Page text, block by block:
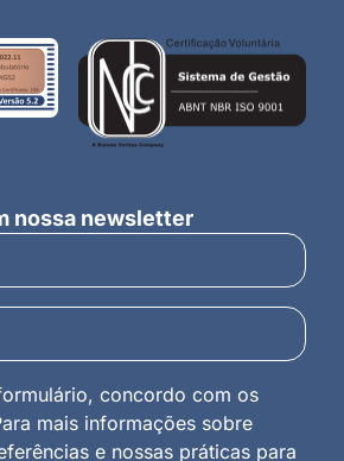
nossa newsletter
concordo com os
mais informações sobre
e nossas práticas para